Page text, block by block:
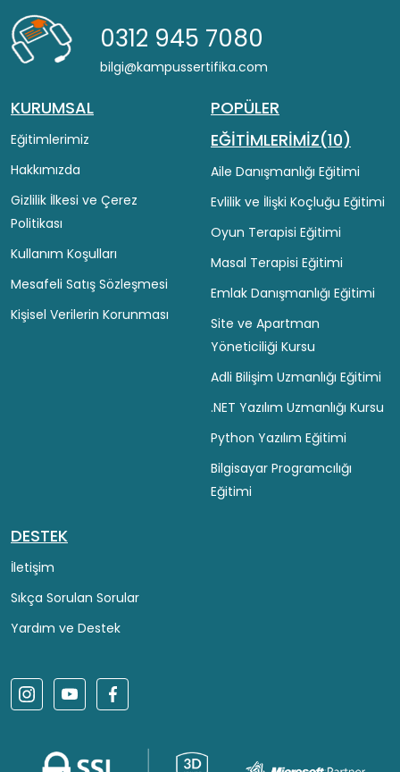
0312 945 7080
bilgi@kampussertifika.com
KURUMSAL
Eğitimlerimiz
Hakkımızda
Gizlilik İlkesi ve Çerez
Politikası
Kullanım Koşulları
Mesafeli Satış Sözleşmesi
Kişisel Verilerin Korunması
POPÜLER
EĞİTİMLERİMİZ(10)
Aile Danışmanlığı Eğitimi
Evlilik ve İlişki Koçluğu Eğitimi
Oyun Terapisi Eğitimi
Masal Terapisi Eğitimi
Emlak Danışmanlığı Eğitimi
Site ve Apartman
Yöneticiliği Kursu
Adli Bilişim Uzmanlığı Eğitimi
.NET Yazılım Uzmanlığı Kursu
Python Yazılım Eğitimi
Bilgisayar Programcılığı
Eğitimi
DESTEK
İletişim
Sıkça Sorulan Sorular
Yardım ve Destek